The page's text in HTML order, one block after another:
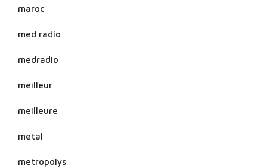
maroc
med radio
medradio
meilleur
meilleure
metal
metropolys